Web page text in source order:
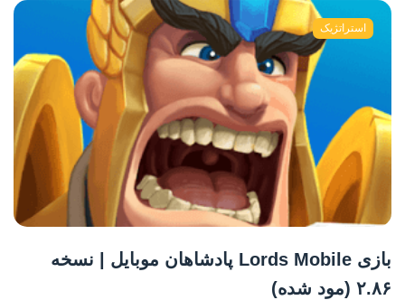
استراتژیک
بازی Lords Mobile پادشاهان موبایل | نسخه
۲.۸۶ (مود شده)